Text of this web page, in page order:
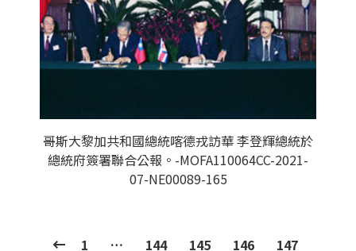
哥斯大黎加共和國總統喀德戎訪華 李登輝總統於
總統府簽署聯合公報。-MOFA110064CC-2021-
07-NE00089-165
1 … 144 145 146
147